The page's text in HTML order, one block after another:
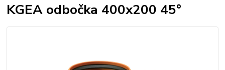
KGEA odbočka 400x200 45°